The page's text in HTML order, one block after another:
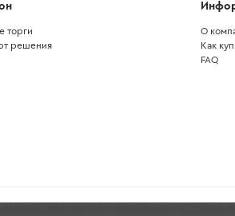
торги
решения
О
Как
FAQ
сведения о его техническом состоянии,